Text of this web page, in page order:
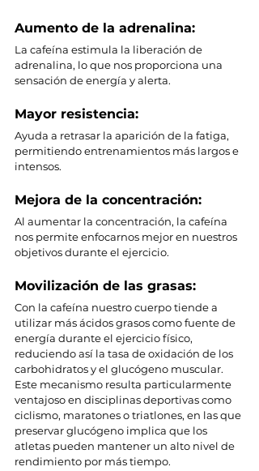
Aumento de la adrenalina:
La cafeína estimula la liberación de
adrenalina, lo que nos proporciona una
sensación de energía y alerta.
Mayor resistencia:
Ayuda a retrasar la aparición de la fatiga,
permitiendo entrenamientos más largos e
intensos.
Mejora de la concentración:
Al aumentar la concentración, la cafeína
nos permite enfocarnos mejor en nuestros
objetivos durante el ejercicio.
Movilización de las grasas:
Con la cafeína nuestro cuerpo tiende a
utilizar más ácidos grasos como fuente de
energía durante el ejercicio físico,
reduciendo así la tasa de oxidación de los
carbohidratos y el glucógeno muscular.
Este mecanismo resulta particularmente
ventajoso en disciplinas deportivas como
ciclismo, maratones o triatlones, en las que
preservar glucógeno implica que los
atletas pueden mantener un alto nivel de
rendimiento por más tiempo.